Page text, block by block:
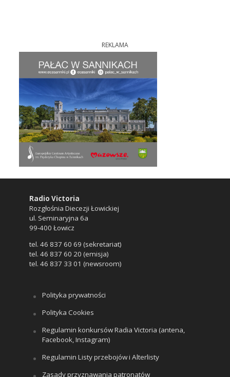
REKLAMA
Radio Victoria
Rozgłośnia Diecezji Łowickiej
ul. Seminaryjna 6a
99-400 Łowicz
tel. 46 837 60 69 (sekretariat)
tel. 46 837 60 20 (emisja)
tel. 46 837 33 01 (newsroom)
Polityka prywatności
Polityka Cookies
Regulamin konkursów Radia Victoria (antena,
Facebook, Instagram)
Regulamin Listy przebojów i Alterlisty
Zasady przyznawania patronatów